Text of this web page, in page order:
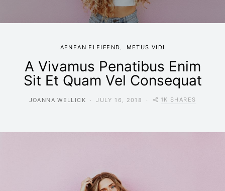
AENEAN ELEIFEND METUS VIDI
A Vivamus Penatibus Enim
Sit Et Quam Vel Consequat
JOANNA WELLICK JULY 16, 2018 1K SHARES